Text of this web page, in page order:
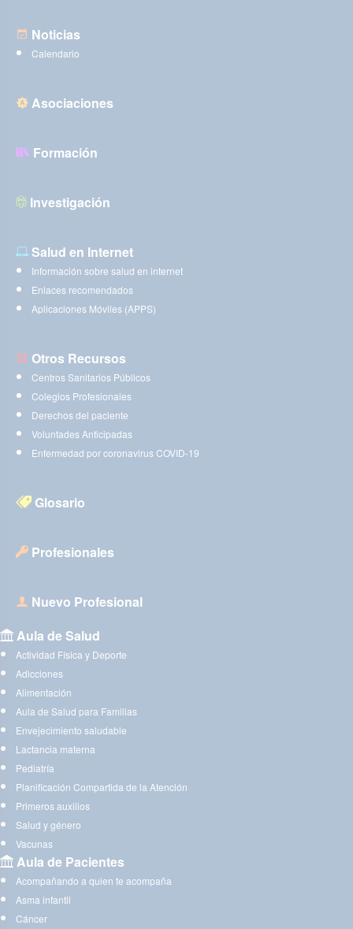
Noticias
Calendario
Asociaciones
Formación
Investigación
Salud en Internet
Información sobre salud en internet
Enlaces recomendados
Aplicaciones Móviles (APPS)
Otros Recursos
Centros Sanitarios Públicos
Colegios Profesionales
Derechos del paciente
Voluntades Anticipadas
Enfermedad por coronavirus COVID-19
Glosario
Profesionales
Nuevo Profesional
Aula de Salud
Actividad Física y Deporte
Adicciones
Alimentación
Aula de Salud para Familias
Envejecimiento saludable
Lactancia materna
Pediatría
Planificación Compartida de la Atención
Primeros auxilios
Salud y género
Vacunas
Aula de Pacientes
Acompañando a quien te acompaña
Asma infantil
Cáncer